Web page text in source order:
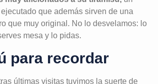
que además sirven de una
que muy original. No lo desvelamos: lo
mesa y lo pidas.
para recordar
últimas visitas tuvimos la suerte de